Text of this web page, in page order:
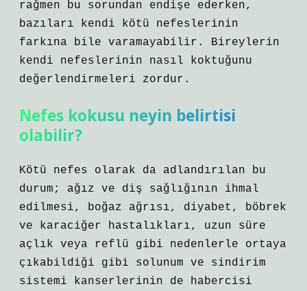
rağmen bu sorundan endişe ederken,
bazıları kendi kötü nefeslerinin
farkına bile varamayabilir. Bireylerin
kendi nefeslerinin nasıl koktuğunu
değerlendirmeleri zordur.
Nefes kokusu neyin belirtisi
olabilir?
Kötü nefes olarak da adlandırılan bu
durum; ağız ve diş sağlığının ihmal
edilmesi, boğaz ağrısı, diyabet, böbrek
ve karaciğer hastalıkları, uzun süre
açlık veya reflü gibi nedenlerle ortaya
çıkabildiği gibi solunum ve sindirim
sistemi kanserlerinin de habercisi